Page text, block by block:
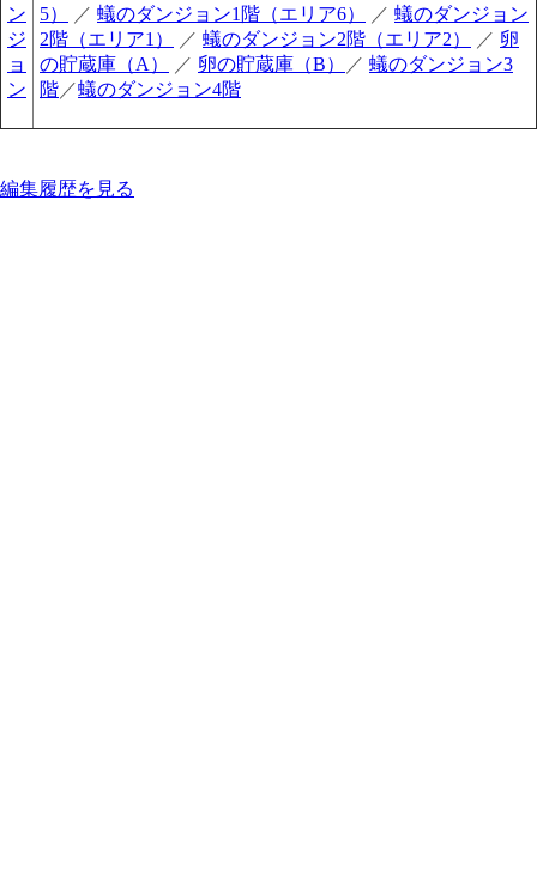
ン
ジ
ョ
ン
5）
／ 蟻のダンジョン1階（エリア6） ／ 蟻のダンジョン
2階（エリア1）
／ 蟻のダンジョン2階（エリア2） ／ 卵
の貯蔵庫（A）
／ 卵の貯蔵庫（B） ／ 蟻のダンジョン3
階 ／蟻のダンジョン4階
編集履歴を見る